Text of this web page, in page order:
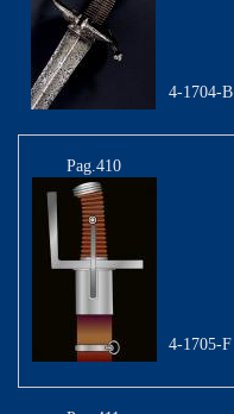
4-1704-B
Pag.410
4-1705-F